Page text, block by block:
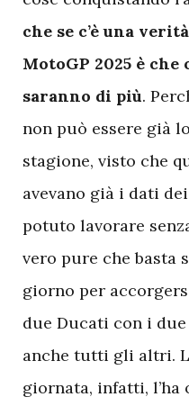
che se c’è una
MotoGP 2025 è
saranno di più.
non può essere già
stagione, visto che
avevano già i dati
potuto lavorare
vero pure che basta
giorno per
due Ducati con i
anche tutti gli altri.
giornata, infatti, l’ha